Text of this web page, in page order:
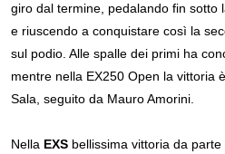
giro dal termine, pedalando fin sotto
e riuscendo a conquistare così la
sul podio. Alle spalle dei primi ha
mentre nella EX250 Open la vittoria
Sala, seguito da Mauro Amorini.
Nella EXS bellissima vittoria da